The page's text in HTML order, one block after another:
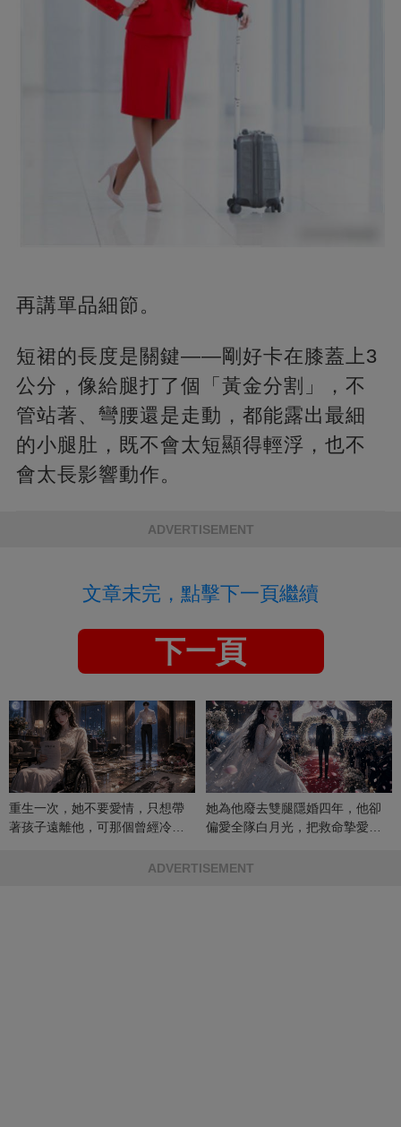
再講單品細節。
短裙的長度是關鍵——剛好卡在膝蓋上3
公分，像給腿打了個「黃金分割」，不
管站著、彎腰還是走動，都能露出最細
的小腿肚，既不會太短顯得輕浮，也不
會太長影響動作。
ADVERTISEMENT
文章未完，點擊下一頁繼續
下一頁
重生一次，她不要愛情，只想帶
著孩子遠離他，可那個曾經冷漠
她為他廢去雙腿隱婚四年，他卻
偏愛全隊白月光，把救命摯愛當
ADVERTISEMENT